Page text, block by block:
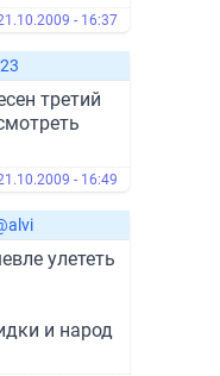
- 16:37
третий
- 16:49
улететь
и народ